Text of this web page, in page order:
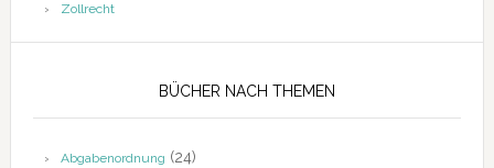
Zollrecht
BÜCHER NACH THEMEN
Abgabenordnung (24)